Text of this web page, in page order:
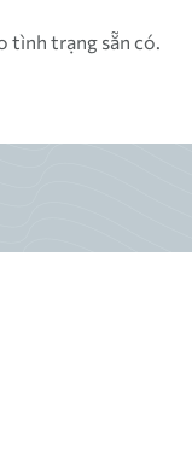
tình trạng sẵn có.